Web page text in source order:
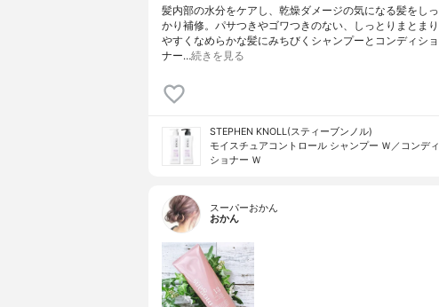
髪内部の水分をケアし、乾燥ダメージの気になる髪をしっ
かり補修。パサつきやゴワつきのない、しっとりまとまり
やすくなめらかな髪にみちびくシャンプーとコンディショ
ナー…続きを見る
STEPHEN KNOLL(スティーブンノル)
モイスチュアコントロール シャンプー Ｗ／コンディ
ショナー Ｗ
スーパーおかん
おかん